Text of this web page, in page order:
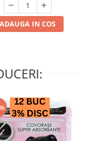
ADAUGA IN COS